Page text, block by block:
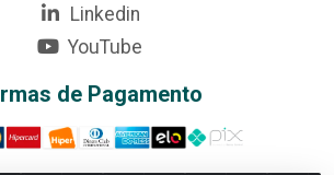
Linkedin
YouTube
de Pagamento